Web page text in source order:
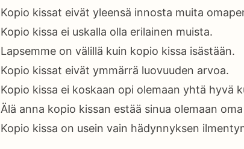
Kopio kissat eivät yleensä innosta muita
Kopio kissa ei uskalla olla erilainen muista.
Lapsemme on välillä kuin kopio kissa isästään.
Kopio kissat eivät ymmärrä luovuuden arvoa.
Kopio kissa ei koskaan opi olemaan yhtä hyvä
Älä anna kopio kissan estää sinua olemaan
Kopio kissa on usein vain hädynnyksen